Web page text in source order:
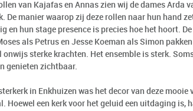
van Kajafas en Annas zien wij de dames Arda
De manier waarop zij deze rollen naar hun hand
en hun stage presence is precies hoe het hoort.
als Petrus en Jesse Koeman als Simon
onwijs sterke krachten. Het ensemble is sterk.
genieten zichtbaar.
in Enkhuizen was het decor van deze
Hoewel een kerk voor het geluid een uitdaging is,